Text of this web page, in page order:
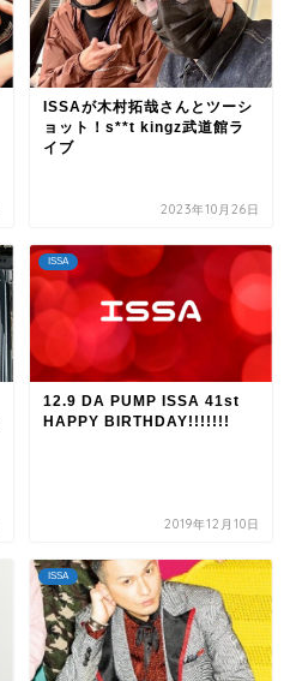
ISSAが木村拓哉さんとツーシ
ョット！s**t kingz武道館ラ
イブ
2023年10月26日
ISSA
12.9 DA PUMP ISSA 41st
HAPPY BIRTHDAY!!!!!!!
2019年12月10日
ISSA